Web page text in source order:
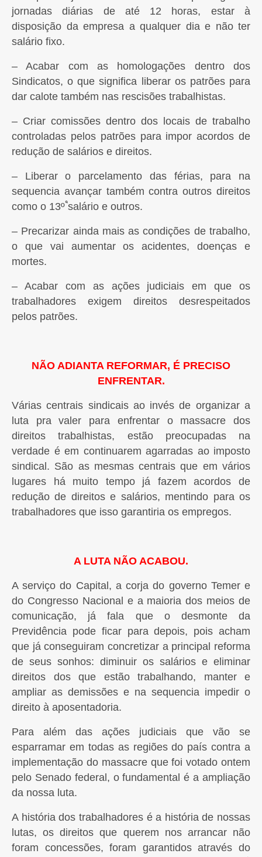
jornadas diárias de até 12 horas, estar à
disposição da empresa a qualquer dia e não ter
salário fixo.
– Acabar com as homologações dentro dos
Sindicatos, o que significa liberar os patrões para
dar calote também nas rescisões trabalhistas.
– Criar comissões dentro dos locais de trabalho
controladas pelos patrões para impor acordos de
redução de salários e direitos.
– Liberar o parcelamento das férias, para na
sequencia avançar também contra outros direitos
como o 13ºsalário e outros.
– Precarizar ainda mais as condições de trabalho,
o que vai aumentar os acidentes, doenças e
mortes.
– Acabar com as ações judiciais em que os
trabalhadores exigem direitos desrespeitados
pelos patrões.
NÃO ADIANTA REFORMAR, É PRECISO
ENFRENTAR.
Várias centrais sindicais ao invés de organizar a
luta pra valer para enfrentar o massacre dos
direitos trabalhistas, estão preocupadas na
verdade é em continuarem agarradas ao imposto
sindical. São as mesmas centrais que em vários
lugares há muito tempo já fazem acordos de
redução de direitos e salários, mentindo para os
trabalhadores que isso garantiria os empregos.
A LUTA NÃO ACABOU.
A serviço do Capital, a corja do governo Temer e
do Congresso Nacional e a maioria dos meios de
comunicação, já fala que o desmonte da
Previdência pode ficar para depois, pois acham
que já conseguiram concretizar a principal reforma
de seus sonhos: diminuir os salários e eliminar
direitos dos que estão trabalhando, manter e
ampliar as demissões e na sequencia impedir o
direito à aposentadoria.
Para além das ações judiciais que vão se
esparramar em todas as regiões do país contra a
implementação do massacre que foi votado ontem
pelo Senado federal, o fundamental é a ampliação
da nossa luta.
A história dos trabalhadores é a história de nossas
lutas, os direitos que querem nos arrancar não
foram concessões, foram garantidos através do